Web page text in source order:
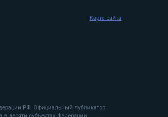
РФ. Официальный публикатор
Карта сайта